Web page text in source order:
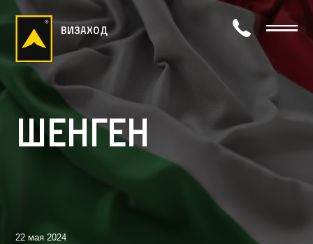
визаход
Шенген
22 мая 2024